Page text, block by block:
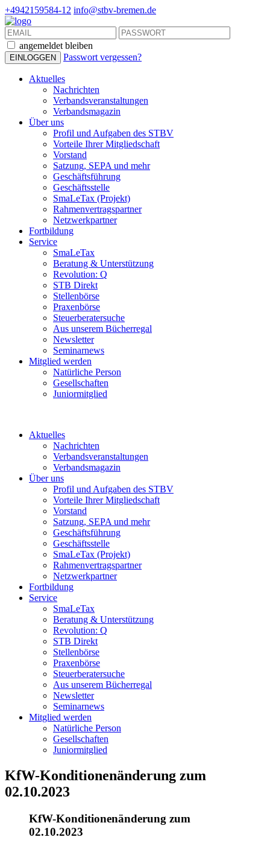
+4942159584-12 info@stbv-bremen.de
angemeldet bleiben
Passwort vergessen?
Aktuelles
Nachrichten
Verbandsveranstaltungen
Verbandsmagazin
Über uns
Profil und Aufgaben des STBV
Vorteile Ihrer Mitgliedschaft
Vorstand
Satzung, SEPA und mehr
Geschäftsführung
Geschäftsstelle
SmaLeTax (Projekt)
Rahmenvertragspartner
Netzwerkpartner
Fortbildung
Service
SmaLeTax
Beratung & Unterstützung
Revolution: Q
STB Direkt
Stellenbörse
Praxenbörse
Steuerberatersuche
Aus unserem Bücherregal
Newsletter
Seminarnews
Mitglied werden
Natürliche Person
Gesellschaften
Juniormitglied
Aktuelles
Nachrichten
Verbandsveranstaltungen
Verbandsmagazin
Über uns
Profil und Aufgaben des STBV
Vorteile Ihrer Mitgliedschaft
Vorstand
Satzung, SEPA und mehr
Geschäftsführung
Geschäftsstelle
SmaLeTax (Projekt)
Rahmenvertragspartner
Netzwerkpartner
Fortbildung
Service
SmaLeTax
Beratung & Unterstützung
Revolution: Q
STB Direkt
Stellenbörse
Praxenbörse
Steuerberatersuche
Aus unserem Bücherregal
Newsletter
Seminarnews
Mitglied werden
Natürliche Person
Gesellschaften
Juniormitglied
KfW-Konditionenänderung zum
02.10.2023
KfW-Konditionenänderung zum
02.10.2023